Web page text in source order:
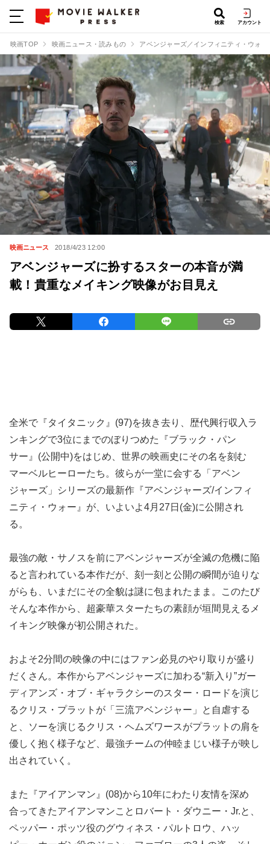
検索 アカウント
映画TOP 映画ニュース・読みもの アベンジャーズ／インフィニティ・ウォー
映画ニュース 2018/4/23 12:00
アベンジャーズに扮するスターの本音が満
載！貴重なメイキング映像がお目見え
全米で『タイタニック』(97)を抜き去り、歴代興行収入ラ
ンキングで3位にまでのぼりつめた『ブラック・パン
サー』(公開中)をはじめ、世界の映画史にその名を刻む
マーベルヒーローたち。彼らが一堂に会する「アベン
ジャーズ」シリーズの最新作『アベンジャーズ/インフィ
ニティ・ウォー』が、いよいよ4月27日(金)に公開され
る。
最強の敵・サノスを前にアベンジャーズが全滅の危機に陥
ると言われている本作だが、刻一刻と公開の瞬間が迫りな
がらも、いまだにその全貌は謎に包まれたまま。このたび
そんな本作から、超豪華スターたちの素顔が垣間見えるメ
イキング映像が初公開された。
およそ2分間の映像の中にはファン必見のやり取りが盛り
だくさん。本作からアベンジャーズに加わる“新入り”ガー
ディアンズ・オブ・ギャラクシーのスター・ロードを演じ
るクリス・プラットが「三流アベンジャー」と自虐する
と、ソーを演じるクリス・ヘムズワースがプラットの肩を
優しく抱く様子など、最強チームの仲睦まじい様子が映し
出されていく。
また『アイアンマン』(08)から10年にわたり友情を深め
合ってきたアイアンマンことロバート・ダウニー・Jr.と、
ペッパー・ポッツ役のグウィネス・パルトロウ、ハッ